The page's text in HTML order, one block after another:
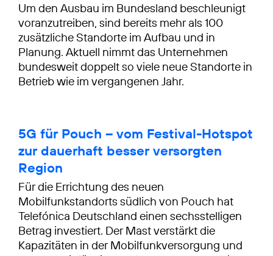
Um den Ausbau im Bundesland beschleunigt
voranzutreiben, sind bereits mehr als 100
zusätzliche Standorte im Aufbau und in
Planung. Aktuell nimmt das Unternehmen
bundesweit doppelt so viele neue Standorte in
Betrieb wie im vergangenen Jahr.
5G für Pouch – vom Festival-Hotspot
zur dauerhaft besser versorgten
Region
Für die Errichtung des neuen
Mobilfunkstandorts südlich von Pouch hat
Telefónica Deutschland einen sechsstelligen
Betrag investiert. Der Mast verstärkt die
Kapazitäten in der Mobilfunkversorgung und